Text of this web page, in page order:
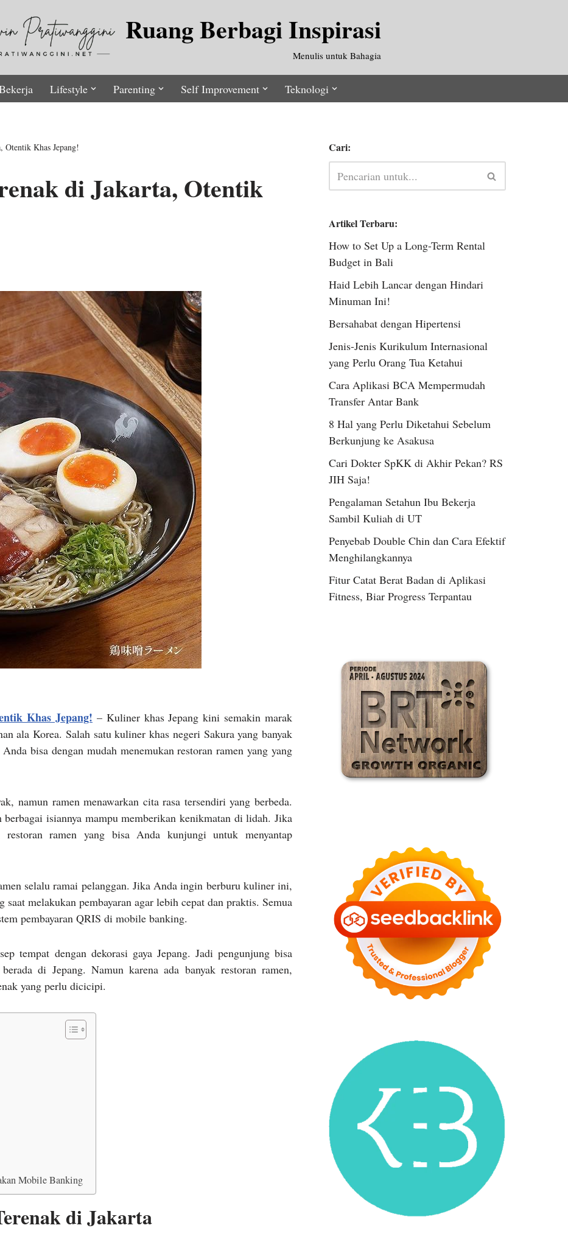
Ruang Berbagi Inspirasi
Menulis untuk Bahagia
Lifestyle Parenting Self Improvement Teknologi
Otentik Khas Jepang!
di Jakarta, Otentik
Khas Jepang! – Kuliner khas Jepang kini semakin marak
ala Korea. Salah satu kuliner khas negeri Sakura yang banyak
bisa dengan mudah menemukan restoran ramen yang yang
namun ramen menawarkan cita rasa tersendiri yang berbeda.
isiannya mampu memberikan kenikmatan di lidah. Jika
ramen yang bisa Anda kunjungi untuk menyantap
selalu ramai pelanggan. Jika Anda ingin berburu kuliner ini,
melakukan pembayaran agar lebih cepat dan praktis. Semua
pembayaran QRIS di mobile banking.
tempat dengan dekorasi gaya Jepang. Jadi pengunjung bisa
di Jepang. Namun karena ada banyak restoran ramen,
yang perlu dicicipi.
Mobile Banking
di Jakarta
Cari:
Artikel Terbaru:
How to Set Up a Long-Term Rental
Budget in Bali
Haid Lebih Lancar dengan Hindari
Minuman Ini!
Bersahabat dengan Hipertensi
Jenis-Jenis Kurikulum Internasional
yang Perlu Orang Tua Ketahui
Cara Aplikasi BCA Mempermudah
Transfer Antar Bank
8 Hal yang Perlu Diketahui Sebelum
Berkunjung ke Asakusa
Cari Dokter SpKK di Akhir Pekan? RS
JIH Saja!
Pengalaman Setahun Ibu Bekerja
Sambil Kuliah di UT
Penyebab Double Chin dan Cara Efektif
Menghilangkannya
Fitur Catat Berat Badan di Aplikasi
Fitness, Biar Progress Terpantau